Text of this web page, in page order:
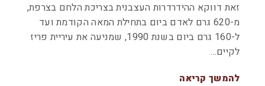
זאת דווקא ההידרדרות העצבנית בצריכת הלחם בצרפת,
מ-620 גרם לאדם ביום בתחילת המאה הקודמת ועד
ל-160 גרם ביום בשנת 1990, שמניעה את עיריית פריז
לקיים…
להמשך קריאה